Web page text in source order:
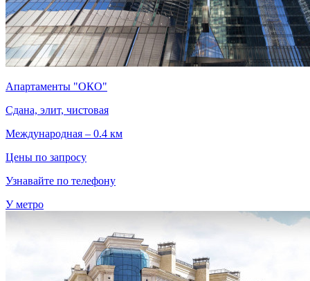
Апартаменты "ОКО"
Сдана, элит, чистовая
Международная – 0.4 км
Цены по запросу
Узнавайте по телефону
У метро